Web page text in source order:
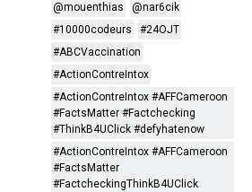
@mouenthias
@nar6cik
#10000codeurs
#24OJT
#ABCVaccination
#ActionContreIntox
#ActionContreIntox #AFFCameroon
#FactsMatter #Factchecking
#ThinkB4UClick #defyhatenow
#ActionContreIntox #AFFCameroon
#FactsMatter
#FactcheckingThinkB4UClick